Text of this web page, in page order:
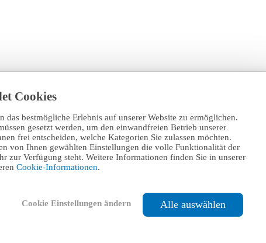
Cookies
das bestmögliche Erlebnis auf unserer Website zu ermöglichen.
gesetzt werden, um den einwandfreien Betrieb unserer
frei entscheiden, welche Kategorien Sie zulassen möchten.
von Ihnen gewählten Einstellungen die volle Funktionalität der
zur Verfügung steht. Weitere Informationen finden Sie in unserer
Cookie-Informationen.
Cookie Einstellungen ändern Alle auswählen